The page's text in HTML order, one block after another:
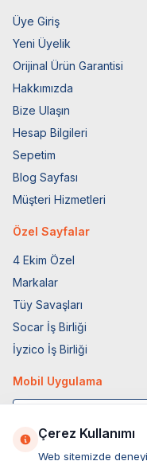
Üye Giriş
Yeni Üyelik
Orijinal Ürün Garantisi
Hakkımızda
Bize Ulaşın
Hesap Bilgileri
Sepetim
Blog Sayfası
Müşteri Hizmetleri
Özel Sayfalar
4 Ekim Özel
Markalar
Tüy Savaşları
Socar İş Birliği
İyzico İş Birliği
Mobil Uygulama
Çerez Kullanımı
Web sitemizde